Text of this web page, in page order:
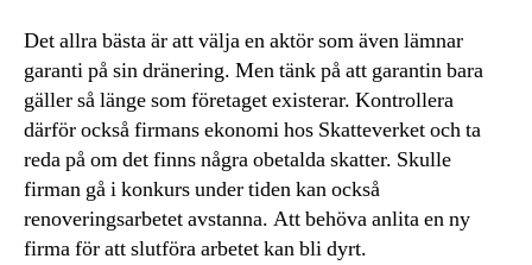
Det allra bästa är att välja en aktör som även lämnar
garanti på sin dränering. Men tänk på att garantin bara
gäller så länge som företaget existerar. Kontrollera
därför också firmans ekonomi hos Skatteverket och ta
reda på om det finns några obetalda skatter. Skulle
firman gå i konkurs under tiden kan också
renoveringsarbetet avstanna. Att behöva anlita en ny
firma för att slutföra arbetet kan bli dyrt.